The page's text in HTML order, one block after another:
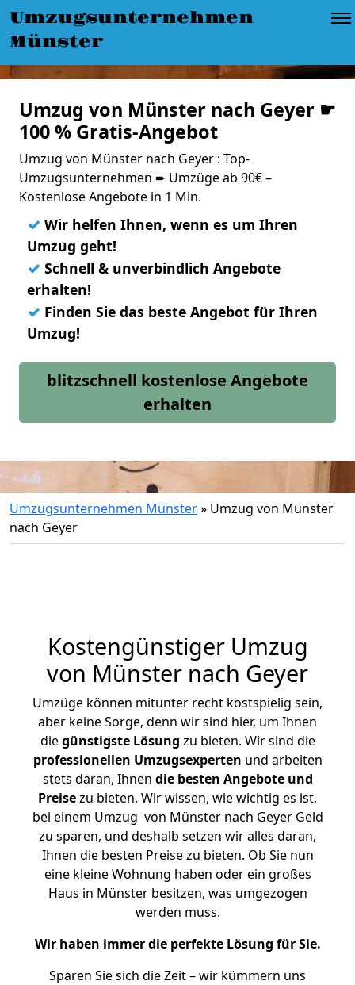
Umzugsunternehmen
Münster
Umzug von Münster nach Geyer ☛
100 % Gratis-Angebot
Umzug von Münster nach Geyer : Top-
Umzugsunternehmen ➨ Umzüge ab 90€ –
Kostenlose Angebote in 1 Min.
✓ Wir helfen Ihnen, wenn es um Ihren
Umzug geht!
✓ Schnell & unverbindlich Angebote
erhalten!
✓ Finden Sie das beste Angebot für Ihren
Umzug!
blitzschnell kostenlose Angebote
erhalten
Umzugsunternehmen Münster» Umzug von Münster
nach Geyer
Kostengünstiger Umzug
von Münster nach Geyer
Umzüge können mitunter recht kostspielig sein,
aber keine Sorge, denn wir sind hier, um Ihnen
diegünstigste Lösung zu bieten. Wir sind die
professionellen Umzugsexperten und arbeiten
stets daran, Ihnen die besten Angebote und
Preisezu bieten. Wir wissen, wie wichtig es ist,
bei einem Umzug von Münster nach Geyer Geld
zu sparen, und deshalb setzen wir alles daran,
Ihnen die besten Preise zu bieten. Ob Sie nun
eine kleine Wohnung haben oder ein großes
Haus in Münster besitzen, was umgezogen
werden muss.
Wir haben immer die perfekte Lösung für Sie.
Sparen Sie sich die Zeit – wir kümmern uns